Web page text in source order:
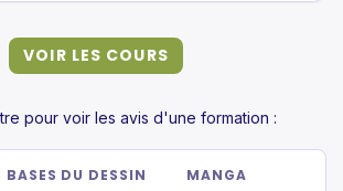
VOIR LES COURS
pour voir les avis d'une formation :
BASES DU DESSIN MANGA